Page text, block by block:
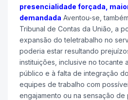
presencialidade forçada,
demandada Aventou-se,
Tribunal de Contas da União, a
expansão do teletrabalho no
poderia estar resultando
instituições, inclusive no tocante
público e à falta de integração
equipes de trabalho com
engajamento ou na sensação